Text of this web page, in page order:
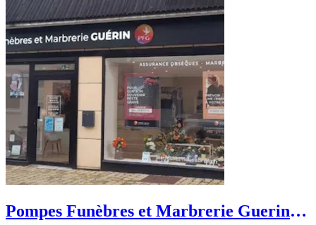
Pompes Funèbres et Marbrerie Guerin -